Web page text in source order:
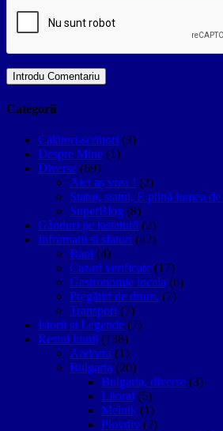
Categorii
Călători-scriitori (3)
Despre Mine (1)
Diverse (69)
Aici aș vrea ! (2)
Statui, statui, E plină lumea
SuperBlog (8)
Gânduri pe tastatură (2)
Informatii si sfaturi (42)
Bani (4)
Cazari verificate (17)
Gastronomie locala (6)
Pregătiri de drum. (7)
Transport (7)
Istorii si Legende (7)
Restul lumii (138)
Andorra (1)
Bulgaria (20)
Bulgaria, diverse (3)
Litoral (5)
Melnik (1)
Plovdiv (2)